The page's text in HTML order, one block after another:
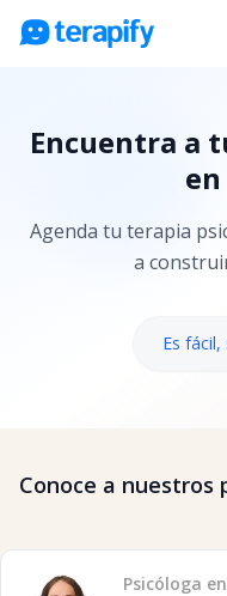
Precios
Empresas
Preguntas frecuentes
Encuentra a
Agenda tu terapia
a
Es
Conoce a nuestros
Psicóloga